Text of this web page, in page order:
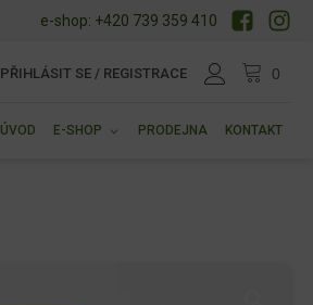
e-shop: +420 739 359 410
PŘIHLÁSIT SE / REGISTRACE
ÚVOD E-SHOP PRODEJNA KONTAKT